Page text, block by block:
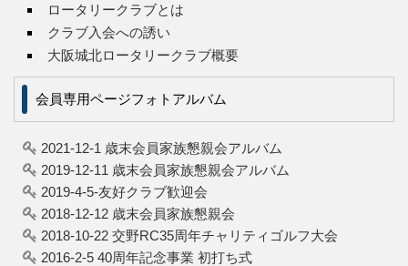
ロータリークラブとは
クラブ入会への誘い
大阪城北ロータリークラブ概要
会員専用ページフォトアルバム
2021-12-1 歳末会員家族懇親会アルバム
2019-12-11 歳末会員家族懇親会アルバム
2019-4-5-友好クラブ歓迎会
2018-12-12 歳末会員家族懇親会
2018-10-22 交野RC35周年チャリティゴルフ大会
2016-2-5 40周年記念事業 初打ち式